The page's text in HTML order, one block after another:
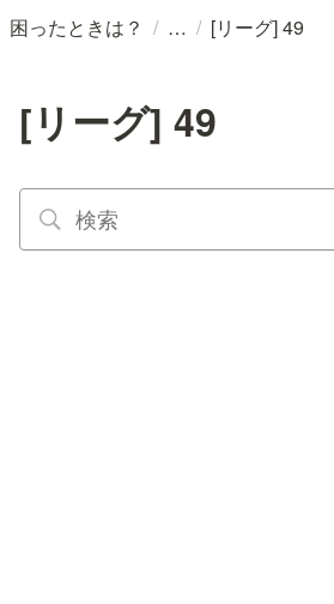
困ったときは？ / / [リーグ] 49
[リーグ] 49